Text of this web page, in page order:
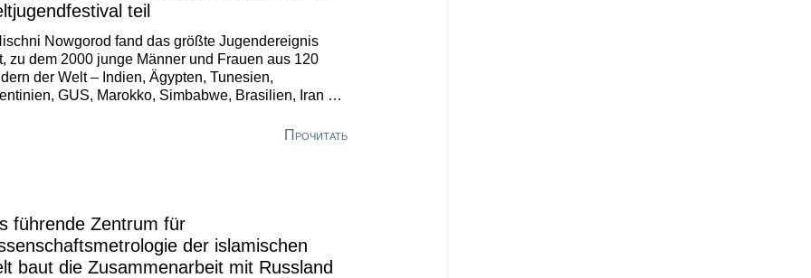
teil
Nowgorod fand das größte Jugendereignis
zu dem 2000 junge Männer und Frauen aus 120
der Welt – Indien, Ägypten, Tunesien,
GUS, Marokko, Simbabwe, Brasilien, Iran –
Прочитать
führende Zentrum für
der islamischen
baut die Zusammenarbeit mit Russland